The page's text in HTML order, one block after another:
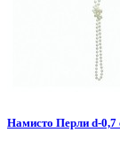
Намисто Перли d-0,7